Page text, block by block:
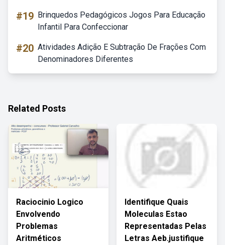
#19 Brinquedos Pedagógicos Jogos Para Educação
Infantil Para Confeccionar
#20 Atividades Adição E Subtração De Frações Com
Denominadores Diferentes
Related Posts
Raciocinio Logico
Envolvendo
Problemas
Aritméticos
Identifique Quais
Moleculas Estao
Representadas Pelas
Letras Aeb.justifique